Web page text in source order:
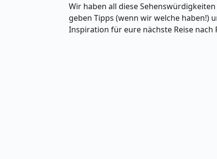
Wir haben all diese
geben Tipps (wenn wir welche haben!)
Inspiration für eure nächste Reise